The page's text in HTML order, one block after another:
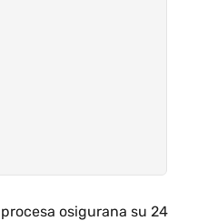
osigurana su 24